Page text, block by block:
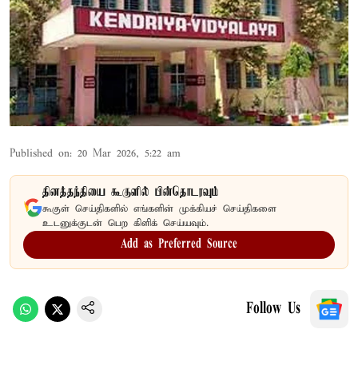
Published on: 20 Mar 2026, 5:22 am
தினத்தந்தியை கூகுளில் பின்தொடரவும்
கூகுள் செய்திகளில் எங்களின் முக்கியச் செய்திகளை
உடனுக்குடன் பெற கிளிக் செய்யவும்.
Add as Preferred Source
Follow Us